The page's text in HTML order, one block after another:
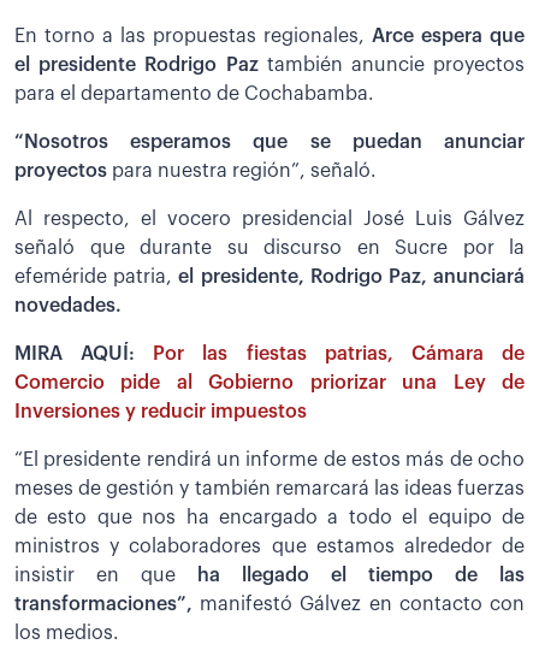
En torno a las propuestas regionales, Arce espera que
el presidente Rodrigo Paz también anuncie proyectos
para el departamento de Cochabamba.
“Nosotros esperamos que se puedan anunciar
proyectos para nuestra región”, señaló.
Al respecto, el vocero presidencial José Luis Gálvez
señaló que durante su discurso en Sucre por la
efeméride patria,el presidente, Rodrigo Paz, anunciará
novedades.
MIRA AQUÍ:
Por las fiestas patrias, Cámara de
Comercio pide al Gobierno priorizar una Ley de
Inversiones y reducir impuestos
“El presidente rendirá un informe de estos más de ocho
meses de gestión y también remarcará las ideas fuerzas
de esto que nos ha encargado a todo el equipo de
ministros y colaboradores que estamos alrededor de
insistir en que ha llegado el tiempo de las
transformaciones”, manifestó Gálvez en contacto con
los medios.